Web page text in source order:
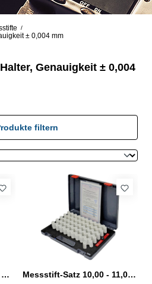
/
± 0,004 mm
Genauigkeit ± 0,004
filtern
Messstift-Satz 1,01- 2,00 mm 100 tlg. mit Halter
Messstift-Satz 10,00 - 11,00 mm 101 tlg. mit Halter